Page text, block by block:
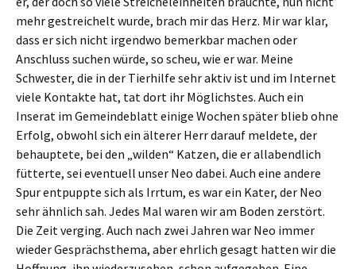
mehr gestreichelt wurde, brach mir das Herz. Mir war klar,
dass er sich nicht irgendwo bemerkbar machen oder
Anschluss suchen würde, so scheu, wie er war. Meine
Schwester, die in der Tierhilfe sehr aktiv ist und im Internet
viele Kontakte hat, tat dort ihr Möglichstes. Auch ein
Inserat im Gemeindeblatt einige Wochen später blieb ohne
Erfolg, obwohl sich ein älterer Herr darauf meldete, der
behauptete, bei den „wilden“ Katzen, die er allabendlich
fütterte, sei eventuell unser Neo dabei. Auch eine andere
Spur entpuppte sich als Irrtum, es war ein Kater, der Neo
sehr ähnlich sah. Jedes Mal waren wir am Boden zerstört.
Die Zeit verging. Auch nach zwei Jahren war Neo immer
wieder Gesprächsthema, aber ehrlich gesagt hatten wir die